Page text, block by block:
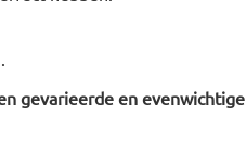
gevarieerde en evenwichtige